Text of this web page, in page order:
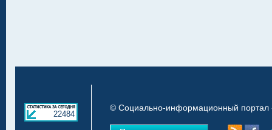
22484
© Социально-информационный портал